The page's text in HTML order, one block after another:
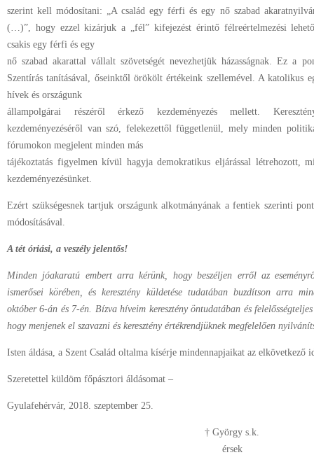
szerint kell módosítani: „A család egy férfi és egy nő szabad
(…)”, hogy ezzel kizárjuk a „fél” kifejezést érintő félreértelmezési
csakis egy férfi és egy
nő szabad akarattal vállalt szövetségét nevezhetjük házasságnak. Ez a
Szentírás tanításával, őseinktől örökölt értékeink szellemével. A katolikus
hívek és országunk
állampolgárai részéről érkező kezdeményezés mellett.
kezdeményezéséről van szó, felekezettől függetlenül, mely minden
fórumokon megjelent minden más
tájékoztatás figyelmen kívül hagyja demokratikus eljárással létrehozott,
kezdeményezésünket.
Ezért szükségesnek tartjuk országunk alkotmányának a fentiek szerinti
módosításával.
A tét óriási, a veszély jelentős!
Minden jóakaratú embert arra kérünk, hogy beszéljen erről az
ismerősei körében, és keresztény küldetése tudatában buzdítson arra
október 6-án és 7-én. Bízva híveim keresztény öntudatában és
hogy menjenek el szavazni és keresztény értékrendjüknek megfelelően
Isten áldása, a Szent Család oltalma kísérje mindennapjaikat az elkövetkező
Szeretettel küldöm főpásztori áldásomat –
Gyulafehérvár, 2018. szeptember 25.
† György s.k.
érsek